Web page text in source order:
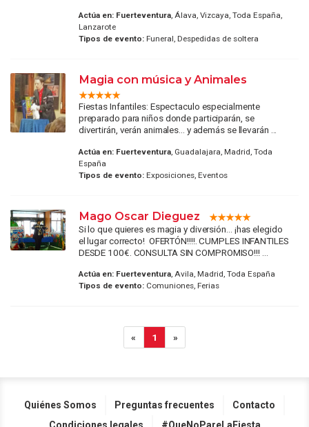
Actúa en: Fuerteventura, Álava, Vizcaya, Toda España,
Lanzarote
Tipos de evento:Funeral, Despedidas de soltera
Magia con música y Animales
Fiestas Infantiles: Espectaculo especialmente
preparado para niños donde participarán, se
divertirán, verán animales... y además se llevarán ...
Actúa en: Fuerteventura, Guadalajara, Madrid, Toda
España
Tipos de evento:Exposiciones, Eventos
Mago Oscar Dieguez
Si lo que quieres es magia y diversión… ¡has elegido
el lugar correcto! OFERTÓN!!!!. CUMPLES INFANTILES
DESDE 100€. CONSULTA SIN COMPROMISO!!! ...
Actúa en: Fuerteventura, Avila, Madrid, Toda España
Tipos de evento:Comuniones, Ferias
« 1 »
Quiénes Somos Preguntas frecuentes
Contacto